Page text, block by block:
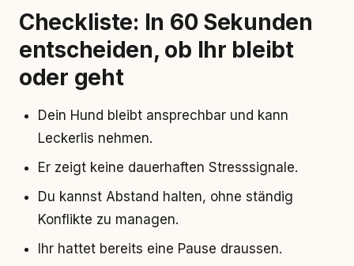
Checkliste: In 60 Sekunden
entscheiden, ob Ihr bleibt
oder geht
Dein Hund bleibt ansprechbar und kann
Leckerlis nehmen.
Er zeigt keine dauerhaften Stresssignale.
Du kannst Abstand halten, ohne ständig
Konflikte zu managen.
Ihr hattet bereits eine Pause draussen.